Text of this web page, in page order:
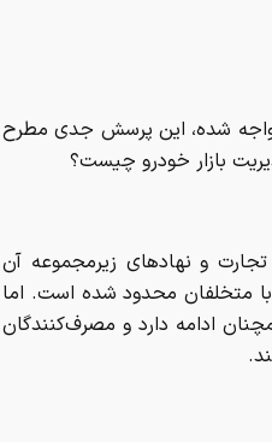
شده، این پرسش جدی مطرح
بازار خودرو چیست؟
و نهادهای زیرمجموعه آن
با متخلفان محدود شده است. اما
ادامه دارد و مصرف‌کنندگان